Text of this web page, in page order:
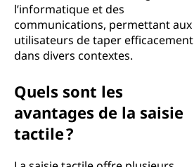
l’informatique et des
communications, permettant aux
utilisateurs de taper efficacement
dans divers contextes.
Quels sont les
avantages de la saisie
tactile ?